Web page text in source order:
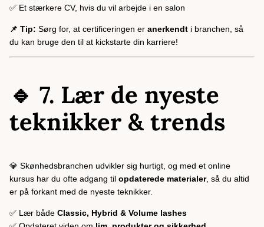
✅ Et stærkere CV, hvis du vil arbejde i en salon
📌 Tip: Sørg for, at certificeringen er anerkendt i branchen, så
du kan bruge den til at kickstarte din karriere!
🔹 7. Lær de nyeste
teknikker & trends
💎 Skønhedsbranchen udvikler sig hurtigt, og med et online
kursus har du ofte adgang til opdaterede materialer, så du altid
er på forkant med de nyeste teknikker.
✅ Lær både Classic, Hybrid & Volume lashes